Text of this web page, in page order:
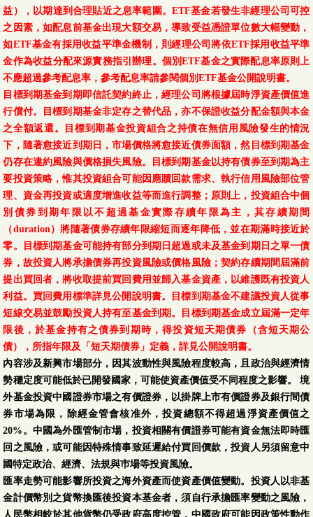
益），以期達到合理貼近之息率範圍。ETF基金若發生非經理公司可控
之因素，如配息前基金出現大額交易，導致受益憑證單位數大幅變動，
如ETF基金有採用收益平準金機制，則經理公司將依ETF採用收益平準
金作為收益分配來源實務指引辦理。個別ETF基金之實際配息率原則上
不應超過參考配息率，參考配息率請參閱個別ETF基金公開說明書。
目標到期基金到期即信託契約終止，經理公司將根據屆時淨資產價值進
行償付。目標到期基金非定存之替代品，亦不保證收益分配金額與本金
之全額返還。目標到期基金投資組合之持債在無信用風險發生的情況
下，隨著愈接近到期日，市場價格將愈接近債券面額，然目標到期基金
仍存在違約風險與價格損失風險。目標到期基金以持有債券至到期為主
要投資策略，惟其投資組合可能因應贖回款需求、執行信用風險部位管
理、資金再投資或適度增進收益等而進行調整；原則上，投資組合中個
別債券到期年限以不超過基金實際存續年限為主，其存續期間
（duration）將隨著債券存續年限縮短而逐年降低，並在期滿時接近於
零。目標到期基金可能持有部分到期日超過或未及基金到期日之單一債
券，故投資人將承擔債券再投資風險或價格風險；契約存續期間屆滿前
提出買回者，將收取提前買回費用並歸入基金資產，以維護既有投資人
利益。買回費用標準詳見公開說明書。目標到期基金不建議投資人從事
短線交易並鼓勵投資人持有至基金到期。目標到期基金成立屆滿一定年
限後，於基金持有之債券到期時，得投資短天期債券（含短天期公
債），所指年限及「短天期債券」定義，詳見公開說明書。
內容涉及新興市場部分，因其波動性與風險程度較高，且政治與經濟情
勢穩定度可能低於已開發國家，可能使資產價值受不同程度之影響。 境
外基金投資中國證券市場之有價證券，以掛牌上市有價證券及銀行間債
券市場為限，除經金管會核准外，投資總額不得超過淨資產價值之
20%。中國為外匯管制市場，投資相關有價證券可能有資金無法即時匯
回之風險，或可能因特殊情事致延遲給付買回價款，投資人另須留意中
國特定政治、經濟、法規與巿場等投資風險。
匯率走勢可能影響所投資之海外資產而使資產價值變動。投資人以非基
金計價幣別之貨幣換匯後投資本基金者，須自行承擔匯率變動之風險，
人民幣相較於其他貨幣仍受政府高度控管，中國政府可能因政策性動作